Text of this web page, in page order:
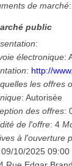
de marché:
public
:
électronique:
: http://
les offres
:Autorisée
des offres:
de l'offre:4
à l'ouverture
09/10/2025 09:00